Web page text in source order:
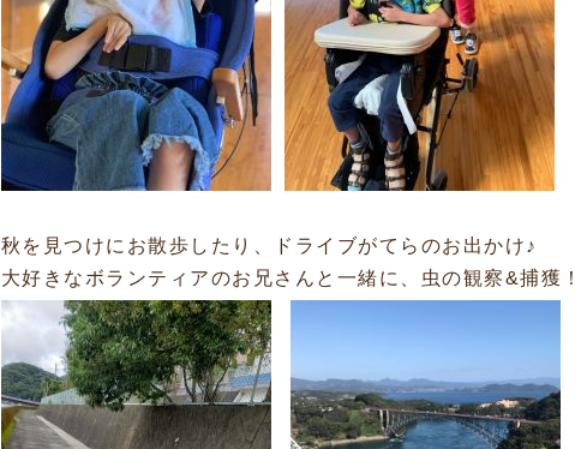
秋を見つけにお散歩したり、ドライブがてらのお出かけ♪
大好きなボランティアのお兄さんと一緒に、虫の観察&捕獲！